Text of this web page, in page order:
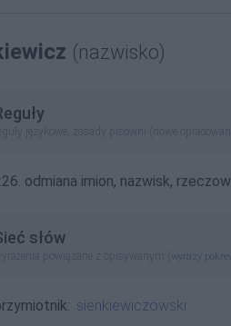
(nazwisko)
językowe, zasady pisowni (nowe
odmiana imion, nazwisk,
słów
powiązane z opisywanym ( wyrazy
sienkiewiczowski